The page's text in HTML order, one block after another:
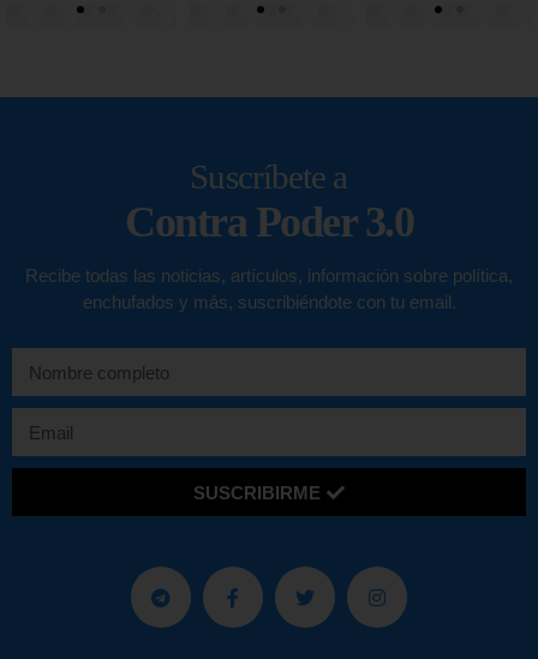
Suscríbete a
Contra Poder 3.0
Recibe todas las noticias, artículos, información sobre política,
enchufados y más, suscribiéndote con tu email.
SUSCRIBIRME